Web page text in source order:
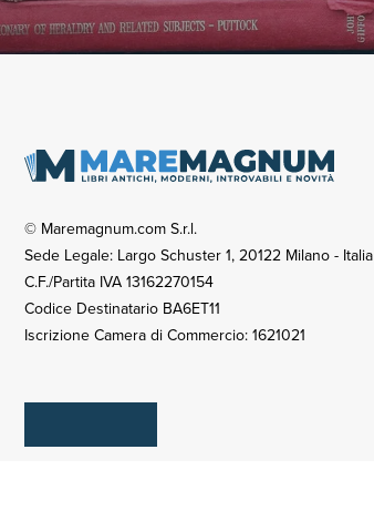
© Maremagnum.com S.r.l.
Sede Legale: Largo Schuster 1, 20122 Milano - Italia
C.F./Partita IVA 13162270154
Codice Destinatario BA6ET11
Iscrizione Camera di Commercio: 1621021